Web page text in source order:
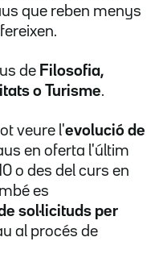
que reben menys
de Filosofia,
o Turisme.
veure l'evolució de
en oferta l'últim
o des del curs en
es
sol·licituds per
al procés de